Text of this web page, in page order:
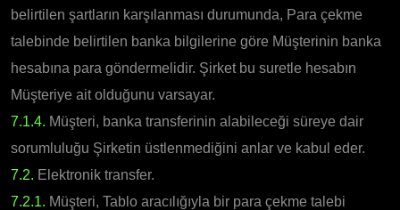
belirtilen şartların karşılanması durumunda, Para çekme
talebinde belirtilen banka bilgilerine göre Müşterinin banka
hesabına para göndermelidir. Şirket bu suretle hesabın
Müşteriye ait olduğunu varsayar.
7.1.4. Müşteri, banka transferinin alabileceği süreye dair
sorumluluğu Şirketin üstlenmediğini anlar ve kabul eder.
7.2. Elektronik transfer.
7.2.1. Müşteri, Tablo aracılığıyla bir para çekme talebi